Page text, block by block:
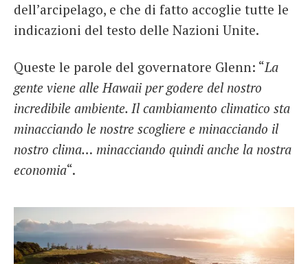
dell’arcipelago, e che di fatto accoglie tutte le
indicazioni del testo delle Nazioni Unite.
Queste le parole del governatore Glenn: “La
gente viene alle Hawaii per godere del nostro
incredibile ambiente. Il cambiamento climatico sta
minacciando le nostre scogliere e minacciando il
nostro clima… minacciando quindi anche la nostra
economia“.